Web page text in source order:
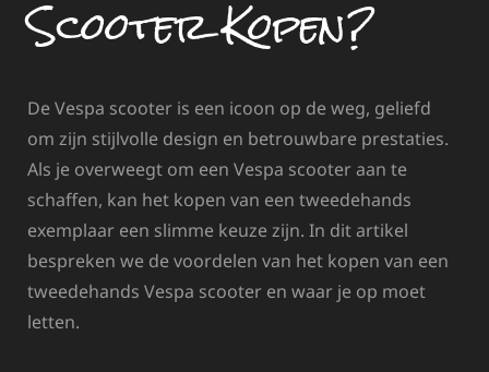
Scooter Kopen?
De Vespa scooter is een icoon op de weg, geliefd
om zijn stijlvolle design en betrouwbare prestaties.
Als je overweegt om een Vespa scooter aan te
schaffen, kan het kopen van een tweedehands
exemplaar een slimme keuze zijn. In dit artikel
bespreken we de voordelen van het kopen van een
tweedehands Vespa scooter en waar je op moet
letten.